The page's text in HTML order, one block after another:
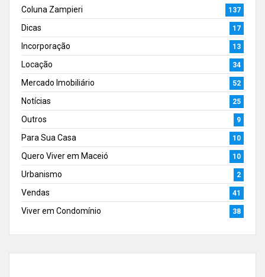
Coluna Zampieri
137
Dicas 17
Incorporação 13
Locação 34
Mercado Imobiliário 52
Notícias 25
Outros 9
Para Sua Casa 10
Quero Viver em Maceió 10
Urbanismo 2
Vendas 41
Viver em Condomínio 38